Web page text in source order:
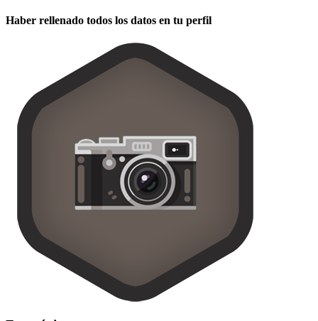
Haber rellenado todos los datos en tu perfil